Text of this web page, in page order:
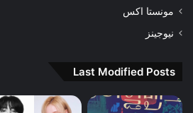
مونستا اكس
نيوجينز
Last Modified Posts